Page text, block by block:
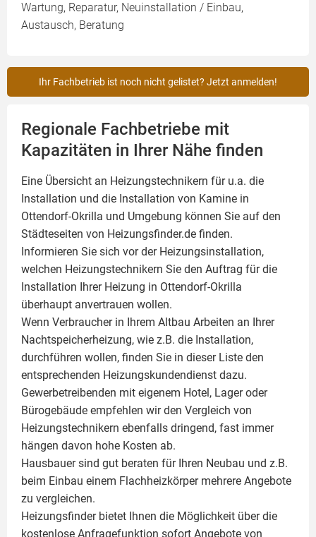
Wartung, Reparatur, Neuinstallation / Einbau,
Austausch, Beratung
Ihr Fachbetrieb ist noch nicht gelistet? Jetzt anmelden!
Regionale Fachbetriebe mit
Kapazitäten in Ihrer Nähe finden
Eine Übersicht an Heizungstechnikern für u.a. die
Installation und die Installation von Kamine in
Ottendorf-Okrilla und Umgebung können Sie auf den
Städteseiten von Heizungsfinder.de finden.
Informieren Sie sich vor der Heizungsinstallation,
welchen Heizungstechnikern Sie den Auftrag für die
Installation Ihrer Heizung in Ottendorf-Okrilla
überhaupt anvertrauen wollen.
Wenn Verbraucher in Ihrem Altbau Arbeiten an Ihrer
Nachtspeicherheizung, wie z.B. die Installation,
durchführen wollen, finden Sie in dieser Liste den
entsprechenden Heizungskundendienst dazu.
Gewerbetreibenden mit eigenem Hotel, Lager oder
Bürogebäude empfehlen wir den Vergleich von
Heizungstechnikern ebenfalls dringend, fast immer
hängen davon hohe Kosten ab.
Hausbauer sind gut beraten für Ihren Neubau und z.B.
beim Einbau einem Flachheizkörpermehrere Angebote
zu vergleichen.
Heizungsfinder bietet Ihnen die Möglichkeit über die
kostenlose Anfragefunktion sofort Angebote von